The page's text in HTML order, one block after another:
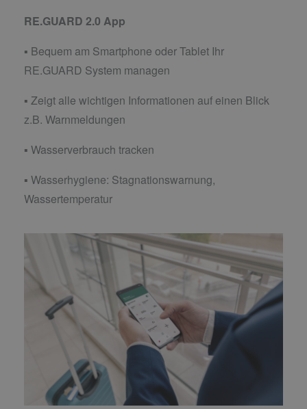
RE.GUARD 2.0 App
▪ Bequem am Smartphone oder Tablet Ihr
RE.GUARD System managen
▪ Zeigt alle wichtigen Informationen auf einen Blick
z.B. Warnmeldungen
▪ Wasserverbrauch tracken
▪ Wasserhygiene: Stagnationswarnung,
Wassertemperatur